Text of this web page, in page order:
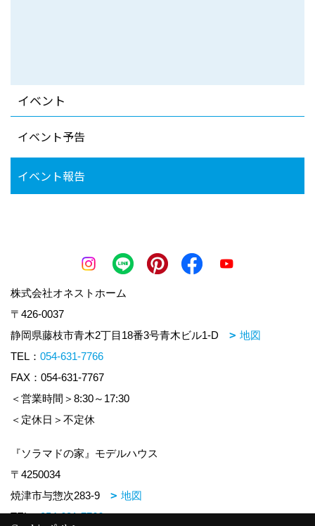
イベント
イベント予告
イベント報告
株式会社オネストホーム
〒426-0037
静岡県藤枝市青木2丁目18番3号青木ビル1-D
地図
TEL： 054-631-7766
FAX：054-631-7767
＜営業時間＞8:30～17:30
＜定休日＞不定休
『ソラマドの家』モデルハウス
〒4250034
焼津市与惣次283-9
地図
TEL：054-631-7766